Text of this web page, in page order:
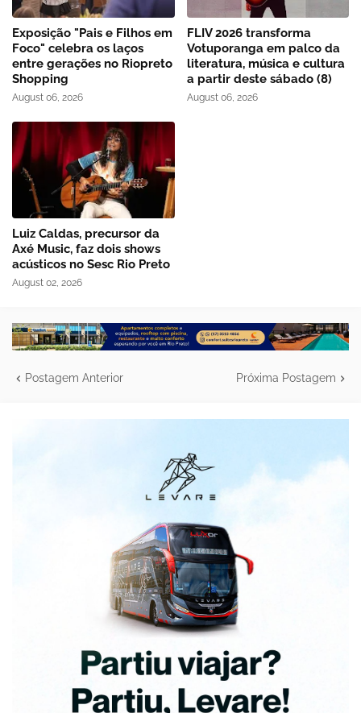
Exposição "Pais e Filhos em
Foco" celebra os laços
entre gerações no Riopreto
Shopping
August 06, 2026
FLIV 2026 transforma
Votuporanga em palco da
literatura, música e cultura
a partir deste sábado (8)
August 06, 2026
Luiz Caldas, precursor da
Axé Music, faz dois shows
acústicos no Sesc Rio Preto
August 02, 2026
Postagem Anterior Próxima Postagem